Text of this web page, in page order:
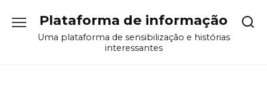
содержанию
Plataforma de informação
Uma plataforma de sensibilização e histórias
interessantes